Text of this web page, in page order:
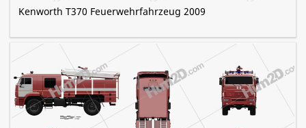
Kenworth T370 Feuerwehrfahrzeug 2009